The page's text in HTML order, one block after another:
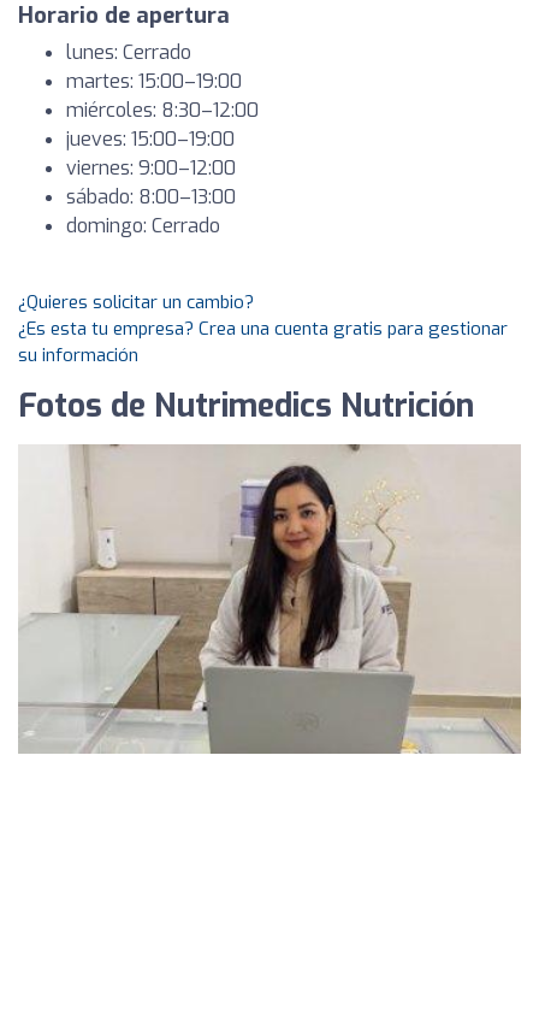
Horario de apertura
lunes: Cerrado
martes: 15:00–19:00
miércoles: 8:30–12:00
jueves: 15:00–19:00
viernes: 9:00–12:00
sábado: 8:00–13:00
domingo: Cerrado
¿Quieres solicitar un cambio?
¿Es esta tu empresa? Crea una cuenta gratis para gestionar
su información
Fotos de Nutrimedics Nutrición